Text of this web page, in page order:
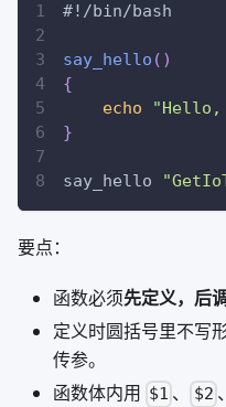
#!/bin/bash
say_hello ( )
{
echo
"Hello,
}
say_hello
要点：
函数必须先定义，后
定义时圆括号里不写
传参。
函数体内用 $1 、 $2 、